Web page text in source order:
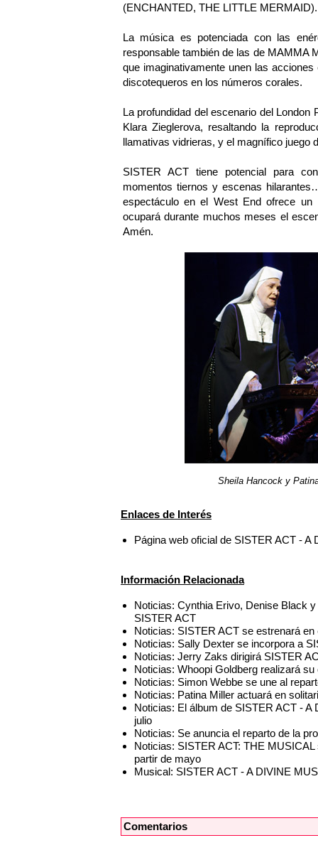
(ENCHANTED, THE LITTLE MERMAID).
La música es potenciada con las
responsable también de las de MAMMA
que imaginativamente unen las
discotequeros en los números corales.
La profundidad del escenario del
Klara Zieglerova, resaltando la
llamativas vidrieras, y el magnífico juego
SISTER ACT tiene potencial para
momentos tiernos y escenas
espectáculo en el West End ofrece
ocupará durante muchos meses el
Amén.
Sheila Hancock y
Enlaces de Interés
Página web oficial de SISTER ACT -
Información Relacionada
Noticias: Cynthia Erivo, Denise Black
SISTER ACT
Noticias: SISTER ACT se estrenará
Noticias: Sally Dexter se incorpora a
Noticias: Jerry Zaks dirigirá SISTER
Noticias: Whoopi Goldberg realizará
Noticias: Simon Webbe se une al
Noticias: Patina Miller actuará en
Noticias: El álbum de SISTER ACT -
julio
Noticias: Se anuncia el reparto de la
Noticias: SISTER ACT: THE
partir de mayo
Musical: SISTER ACT - A DIVINE
Comentarios